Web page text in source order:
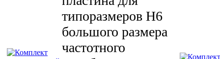
типоразмеров H6
большого размера
частотного